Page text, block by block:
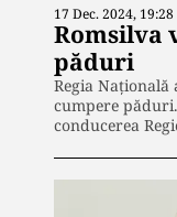
17 Dec. 2024, 19:28
Romsilva
păduri
Regia Națională
cumpere
conducerea